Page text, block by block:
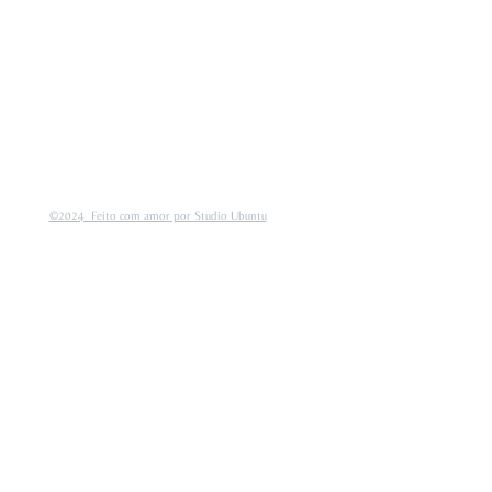
©2024 Feito com amor por Studio Ubuntu